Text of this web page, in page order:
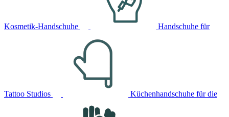
Kosmetik-Handschuhe Handschuhe für
Tattoo Studios Küchenhandschuhe für die